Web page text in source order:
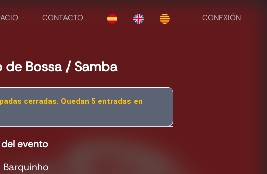
CONTACTO CONEXIÓN
Bossa / Samba
cerradas. Quedan 5 entradas en
evento
Barquinho